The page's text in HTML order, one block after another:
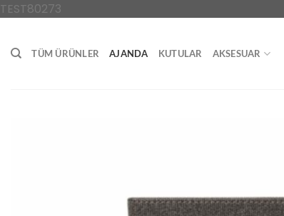
TEST80273
TÜM ÜRÜNLER AJANDA KUTULAR AKSESUAR